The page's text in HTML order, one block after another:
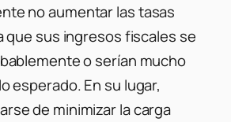
no aumentar las tasas
que sus ingresos fiscales se
o serían mucho
esperado. En su lugar,
de minimizar la carga